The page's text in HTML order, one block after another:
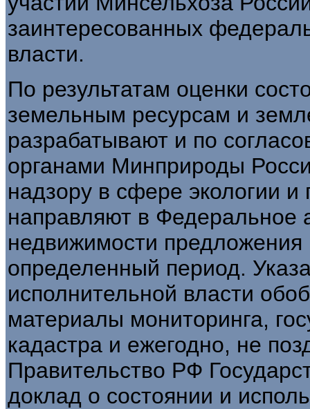
заинтересованных
власти.
По результатам оценки
земельным ресурсам и
разрабатывают и по
органами Минприроды
надзору в сфере экологии и
направляют в Федеральное
недвижимости
определенный период.
исполнительной власти
материалы мониторинга,
кадастра и ежегодно, не
Правительство РФ
доклад о состоянии и